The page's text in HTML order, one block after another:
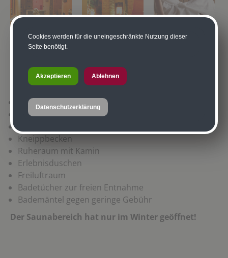
Wellness im Überblick
Finnische Sauna
Bio-Sauna
Kneippbecken
Ruheraum mit Kamin
Erlebnisduschen
Freiluftraum
Badetücher zur freien Entnahme
Bademäntel gegen geringe Gebühr
Der Saunabereich hat nur im Winter geöffnet!
Cookies werden für die uneingeschränkte Nutzung dieser
Seite benötigt.
Akzeptieren Ablehnen
Datenschutzerklärung